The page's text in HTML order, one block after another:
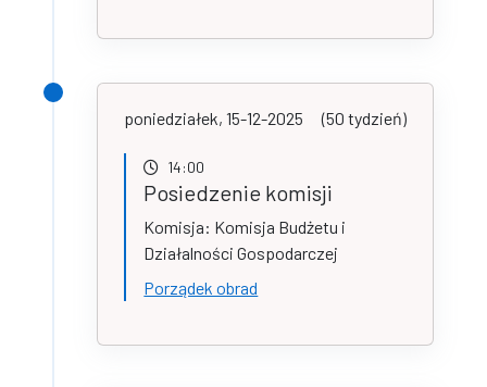
poniedziałek, 15-12-2025 (50 tydzień)
14:00
Posiedzenie komisji
Komisja: Komisja Budżetu i
Działalności Gospodarczej
Porządek obrad